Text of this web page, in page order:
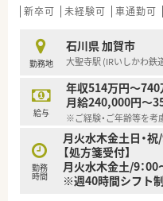
新卒可 未経験可 車通勤可
勤務地
石川県 加賀市
大聖寺駅 (IRいしかわ鉄
給与
年収514万円～740
月給240,000円～
※ご経験・ご年齢等を考
勤務
時間
月火水木金土日・祝/
【処方箋受付】
月火水木金土/9：
※週40時間シフト